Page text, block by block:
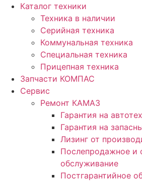
Каталог техники
Техника в наличии
Серийная техника
Коммунальная техника
Специальная техника
Прицепная техника
Запчасти КОМПАС
Сервис
Ремонт КАМАЗ
Гарантия на
Гарантия на
Лизинг от
Послепродажное и
обслуживание
Постгарантийное